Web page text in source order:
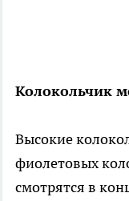
Колокольчик
Высокие
фиолетовых
смотрятся в